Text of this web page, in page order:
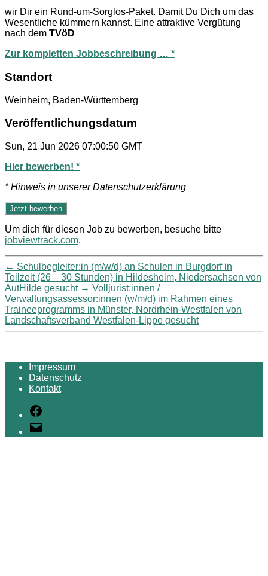
wir Dir ein Rund-um-Sorglos-Paket. Damit Du Dich um das
Wesentliche kümmern kannst. Eine attraktive Vergütung
nach dem TVöD
Zur kompletten Jobbeschreibung … *
Standort
Weinheim, Baden-Württemberg
Veröffentlichungsdatum
Sun, 21 Jun 2026 07:00:50 GMT
Hier bewerben! *
* Hinweis in unserer Datenschutzerklärung
Um dich für diesen Job zu bewerben, besuche bitte
jobviewtrack.com.
← Schulbegleiter:in (m/w/d) an Schulen in Burgdorf in
Teilzeit (26 – 30 Stunden) in Hildesheim, Niedersachsen von
AutHilde gesucht → Volljurist:innen /
Verwaltungsassessor:innen (w/m/d) im Rahmen eines
Traineeprogramms in Münster, Nordrhein-Westfalen von
Landschaftsverband Westfalen-Lippe gesucht
Impressum
Datenschutz
Kontakt
Facebook
E-
Mail